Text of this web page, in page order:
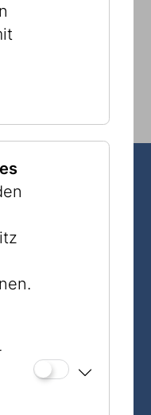
wird der
dokumentiert,
während der
können.